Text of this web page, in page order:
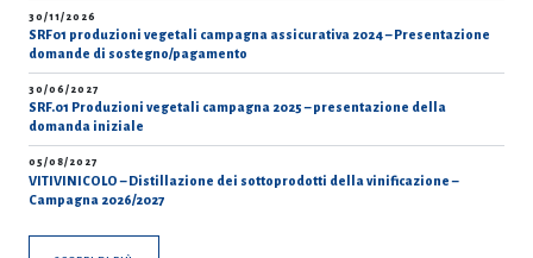
30/11/2026
SRF01 produzioni vegetali campagna assicurativa 2024 – Presentazione
domande di sostegno/pagamento
30/06/2027
SRF.01 Produzioni vegetali campagna 2025 – presentazione della
domanda iniziale
05/08/2027
VITIVINICOLO – Distillazione dei sottoprodotti della vinificazione –
Campagna 2026/2027